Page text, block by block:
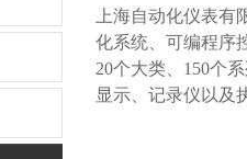
上海自动化仪表有
化系统、可编程序
20个大类、150个
显示、记录仪以及